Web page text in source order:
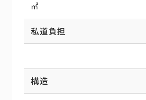
㎡
私道負担
構造